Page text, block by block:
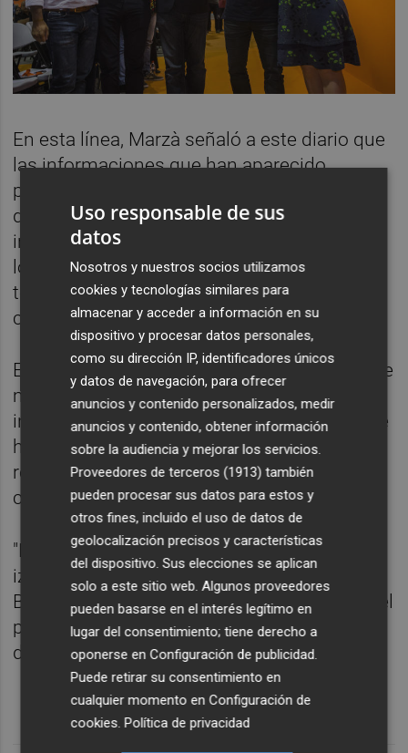
En esta línea, Marzà señaló a este diario que
las informaciones que han aparecido
publicadas son "graves", por lo que la
dirección del partido ha iniciado "una
investigación exhaustiva" con tal de "aclarar
los hechos". "Es necesario saber al detalle
todo lo que rodea a estas informaciones",
comentó el conseller de Educación.
En este sentido, el dirigente valencianista fue
más allá y resaltó que, en el caso de que la
investigación detecte que alguna cosa no se
hizo correctamente, se "determinarán las
responsabilidades políticas con toda la
contundencia necesaria".
"La honestidad es una de las banderas de la
izquierda valencianista que representa el
Bloc. Nada ni nadie puede poner en peligro el
proyecto político", sentenció Marzà en
declaraciones aValencia Plaza.
Uso responsable de sus
datos
Nosotros y nuestros socios utilizamos
cookies y tecnologías similares para
almacenar y acceder a información en su
dispositivo y procesar datos personales,
como su dirección IP, identificadores únicos
y datos de navegación, para ofrecer
anuncios y contenido personalizados, medir
anuncios y contenido, obtener información
sobre la audiencia y mejorar los servicios.
Proveedores de terceros (1913) también
pueden procesar sus datos para estos y
otros fines, incluido el uso de datos de
geolocalización precisos y características
del dispositivo. Sus elecciones se aplican
solo a este sitio web. Algunos proveedores
pueden basarse en el interés legítimo en
lugar del consentimiento; tiene derecho a
oponerse enConfiguración de publicidad
Puede retirar su consentimiento en
cualquier momento enConfiguración de
cookies .Política de privacidad